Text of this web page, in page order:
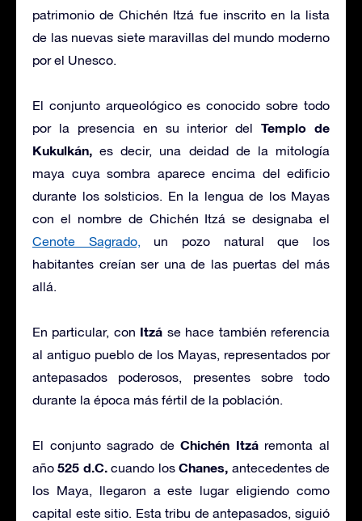
patrimonio de Chichén Itzá fue inscrito en la lista
de las nuevas siete maravillas del mundo moderno
por el Unesco.
El conjunto arqueológico es conocido sobre todo
por la presencia en su interior delTemplo de
Kukulkán, es decir, una deidad de la mitología
maya cuya sombra aparece encima del edificio
durante los solsticios. En la lengua de los Mayas
con el nombre de Chichén Itzá se designaba el
Cenote Sagrado, un pozo natural que los
habitantes creían ser una de las puertas del más
allá.
En particular, con Itzá se hace también referencia
al antiguo pueblo de los Mayas, representados por
antepasados poderosos, presentes sobre todo
durante la época más fértil de la población.
El conjunto sagrado deChichén Itzáremonta al
año 525 d.C.cuando losChanes, antecedentes de
los Maya, llegaron a este lugar eligiendo como
capital este sitio. Esta tribu de antepasados, siguió